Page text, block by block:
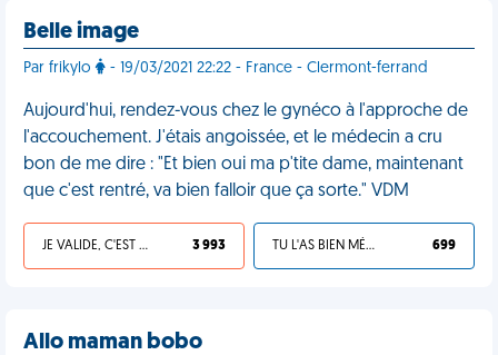
Belle image
Par frikylo - 19/03/2021 22:22 - France - Clermont-ferrand
Aujourd'hui, rendez-vous chez le gynéco à l'approche de
l'accouchement. J'étais angoissée, et le médecin a cru
bon de me dire : "Et bien oui ma p'tite dame, maintenant
que c'est rentré, va bien falloir que ça sorte." VDM
JE VALIDE, C'EST UNE VDM 3 993 TU L'AS BIEN MÉRITÉ 699
Allo maman bobo